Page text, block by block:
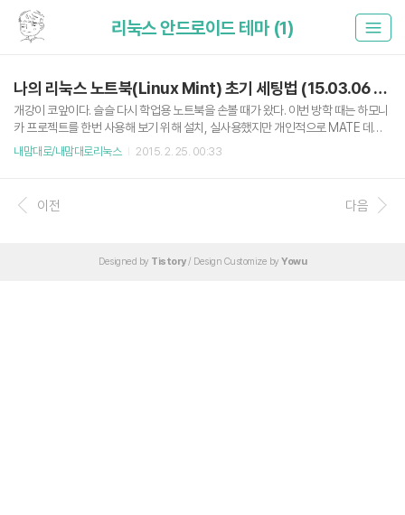
리눅스 안드로이드 테마 (1)
나의 리눅스 노트북(Linux Mint) 초기 세팅법 (15.03.06 updated)
개강이 코앞이다. 슬슬 다시 학업용 노트북을 손볼 때가 왔다. 이번 방학 때는 하모니
카 프로젝트를 한번 사용해 보기 위해 설치, 실사용했지만 개인적으로 MATE 데스
크탑 환경은 Cinnamon 환경을 쓰던 나에게 부족함이 많았다. 그래서 다시 Linux
각보다 훌륭했다. 항상 그렇지만 리눅스를 설치한 뒤 가장 고통 받는 것이 설치 직후
초기세팅.. 그래도 군 제대 후 1,2년 정도 리눅스만 쓰다보니(게임할 때 빼고) 이것도
내맘대로/내맘대로리눅스 2015. 2. 25. 00:33
이전 다음
Designed by Tistory/ Design Customize by Yowu